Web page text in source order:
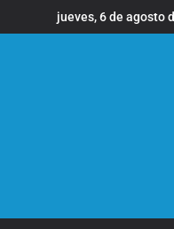
al
jueves, 6 de agosto